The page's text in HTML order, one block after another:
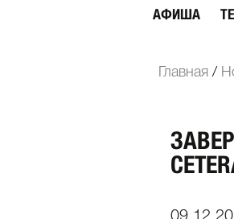
АФИША
Главная /